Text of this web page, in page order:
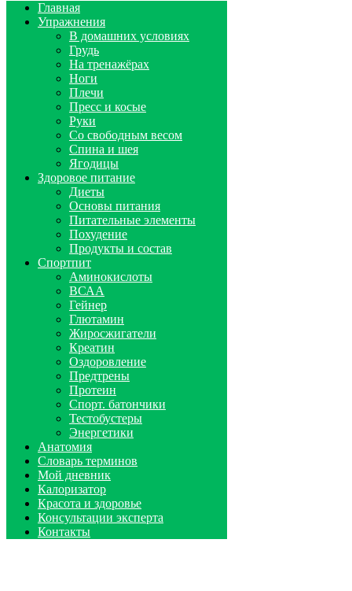
Главная
Упражнения
В домашних условиях
Грудь
На тренажёрах
Ноги
Плечи
Пресс и косые
Руки
Со свободным весом
Спина и шея
Ягодицы
Здоровое питание
Диеты
Основы питания
Питательные элементы
Похудение
Продукты и состав
Спортпит
Аминокислоты
ВСАА
Гейнер
Глютамин
Жиросжигатели
Креатин
Оздоровление
Предтрены
Протеин
Спорт. батончики
Тестобустеры
Энергетики
Анатомия
Словарь терминов
Мой дневник
Калоризатор
Красота и здоровье
Консультации эксперта
Контакты